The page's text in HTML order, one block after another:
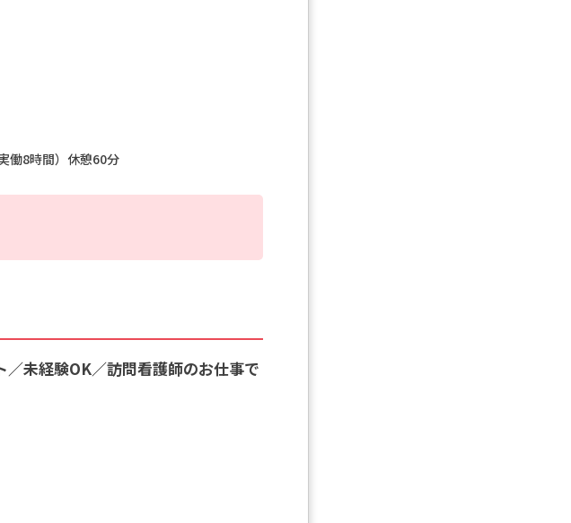
働8時間）休憩60分
／未経験OK／訪問看護師のお仕事で